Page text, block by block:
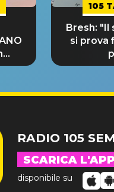
105
Bresh: "Il
si prova
RADIO 105
SCARICA L'APP
disponibile su